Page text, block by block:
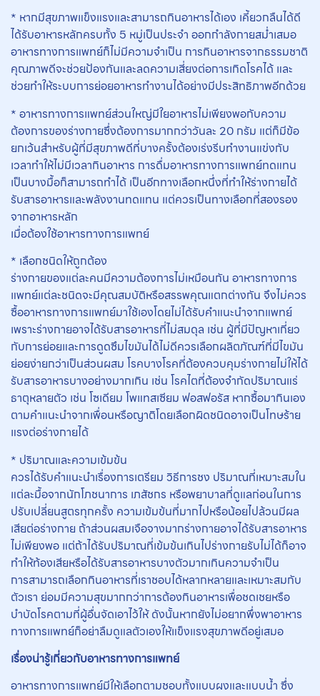
* หากมีสุขภาพแข็งแรงและสามารถกินอาหารได้เอง เคี้ยวกลืนได้ดี
ได้รับอาหารหลักครบทั้ง 5 หมู่เป็นประจำ ออกกำลังกายสม่ำเสมอ
อาหารทางการแพทย์ก็ไม่มีความจำเป็น การกินอาหารจากธรรมชาติ
คุณภาพดีจะช่วยป้องกันและลดความเสี่ยงต่อการเกิดโรคได้ และ
ช่วยทำให้ระบบการย่อยอาหารทำงานได้อย่างมีประสิทธิภาพอีกด้วย
* อาหารทางการแพทย์ส่วนใหญ่มีใยอาหารไม่เพียงพอกับความ
ต้องการของร่างกายซึ่งต้องการมากกว่าวันละ 20 กรัม แต่ก็มีข้อ
ยกเว้นสำหรับผู้ที่มีสุขภาพดีที่บางครั้งต้องเร่งรีบทำงานแข่งกับ
เวลาทำให้ไม่มีเวลากินอาหาร การดื่มอาหารทางการแพทย์ทดแทน
เป็นบางมื้อก็สามารถทำได้ เป็นอีกทางเลือกหนึ่งที่ทำให้ร่างกายได้
รับสารอาหารและพลังงานทดแทน แต่ควรเป็นทางเลือกที่สองรอง
จากอาหารหลัก
เมื่อต้องใช้อาหารทางการแพทย์
* เลือกชนิดให้ถูกต้อง
ร่างกายของแต่ละคนมีความต้องการไม่เหมือนกัน อาหารทางการ
แพทย์แต่ละชนิดจะมีคุณสมบัติหรือสรรพคุณแตกต่างกัน จึงไม่ควร
ซื้ออาหารทางการแพทย์มาใช้เองโดยไม่ได้รับคำแนะนำจากแพทย์
เพราะร่างกายอาจได้รับสารอาหารที่ไม่สมดุล เช่น ผู้ที่มีปัญหาเกี่ยว
กับการย่อยและการดูดซึมไขมันได้ไม่ดีควรเลือกผลิตภัณฑ์ที่มีไขมัน
ย่อยง่ายกว่าเป็นส่วนผสม โรคบางโรคที่ต้องควบคุมร่างกายไม่ให้ได้
รับสารอาหารบางอย่างมากเกิน เช่น โรคไตที่ต้องจำกัดปริมาณแร่
ธาตุหลายตัว เช่น โซเดียม โพแทสเซียม ฟอสฟอรัส หากซื้อมากินเอง
ตามคำแนะนำจากเพื่อนหรือญาติโดยเลือกผิดชนิดอาจเป็นโทษร้าย
แรงต่อร่างกายได้
* ปริมาณและความเข้มข้น
ควรได้รับคำแนะนำเรื่องการเตรียม วิธีการชง ปริมาณที่เหมาะสมใน
แต่ละมื้อจากนักโภชนาการ เภสัชกร หรือพยาบาลที่ดูแลก่อนในการ
ปรับเปลี่ยนสูตรทุกครั้ง ความเข้มข้นที่มากไปหรือน้อยไปล้วนมีผล
เสียต่อร่างกาย ถ้าส่วนผสมเจือจางมากร่างกายอาจได้รับสารอาหาร
ไม่เพียงพอ แต่ถ้าได้รับปริมาณที่เข้มข้นเกินไปร่างกายรับไม่ได้ก็อาจ
ทำให้ท้องเสียหรือได้รับสารอาหารบางตัวมากเกินความจำเป็น
การสามารถเลือกกินอาหารที่เราชอบได้หลากหลายและเหมาะสมกับ
ตัวเรา ย่อมมีความสุขมากกว่าการต้องกินอาหารเพื่อชดเชยหรือ
บำบัดโรคตามที่ผู้อื่นจัดเอาไว้ให้ ดังนั้นหากยังไม่อยากพึ่งพาอาหาร
ทางการแพทย์ก็อย่าลืมดูแลตัวเองให้แข็งแรงสุขภาพดีอยู่เสมอ
เรื่องน่ารู้เกี่ยวกับอาหารทางการแพทย์
อาหารทางการแพทย์มีให้เลือกตามชอบทั้งแบบผงและแบบน้ำ ซึ่ง